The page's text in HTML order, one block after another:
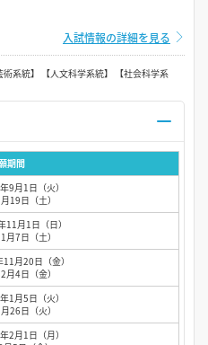
入試情報の詳細を見る
術系統】 【人文科学系統】 【社会科学系
期間
9月1日（火）
19日（土）
月1日（日）
7日（土）
月20日（金）
4日（金）
1月5日（火）
26日（火）
2月1日（月）